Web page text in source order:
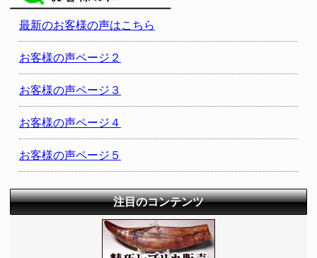
最新のお客様の声はこちら
お客様の声ページ２
お客様の声ページ３
お客様の声ページ４
お客様の声ページ５
注目のコンテンツ